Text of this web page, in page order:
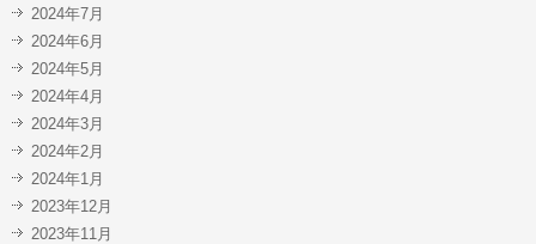
2024年7月
2024年6月
2024年5月
2024年4月
2024年3月
2024年2月
2024年1月
2023年12月
2023年11月